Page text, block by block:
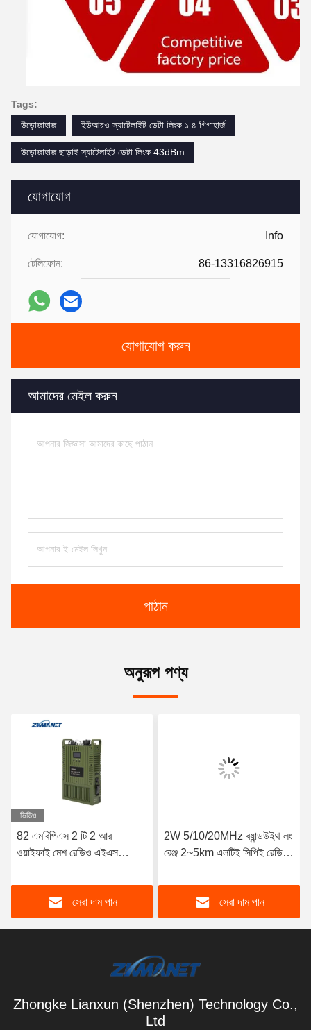
যোগাযোগ
যোগাযোগ: Info
টেলিফোন: 86-13316826915
যোগাযোগ করুন
আমাদের মেইল ​​করুন
পাঠান
Tags:
উড়োজাহাজ
ইউআরও স্যাটেলাইট ডেটা লিংক ১.৪ গিগাহার্জ
উড়োজাহাজ ছাড়াই স্যাটেলাইট ডেটা লিংক 43dBm
অনুরূপ পণ্য
ভিডিও
82 এমবিপিএস 2 টি 2 আর
ওয়াইফাই মেশ রেডিও এইএস
লেটেন্সি ভিডিও ট্রান্সমিটার
সেরা দাম পান
2W 5/10/20MHz ব্যান্ডউইথ লং
রেঞ্জ 2~5km এলটিই সিপিই রেডিও
সেরা দাম পান
Zhongke Lianxun (Shenzhen) Technology Co.,
Ltd